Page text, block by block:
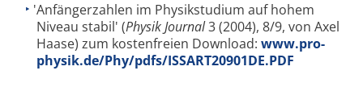
'Anfängerzahlen im Physikstudium auf hohem
Niveau stabil' (Physik Journal3 (2004), 8/9, von Axel
Haase) zum kostenfreien Download: www.pro-
physik.de/Phy/pdfs/ISSART20901DE.PDF